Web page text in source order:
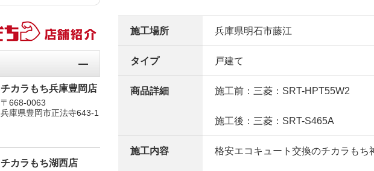
施工場所 兵庫県明石市藤江
タイプ 戸建て
商品詳細 施工前：三菱：SRT-HPT55W2
施工後：三菱：SRT-S465A
施工内容 格安エコキュート交換のチカラもち
チカラもち兵庫豊岡店
〒668-0063
兵庫県豊岡市正法寺643-1
チカラもち湖西店